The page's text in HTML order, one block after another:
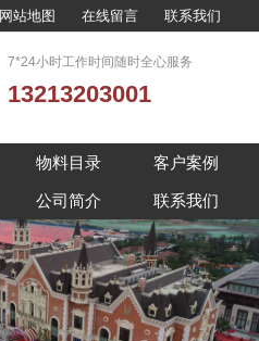
网站地图 在线留言 联系我们
7*24小时工作时间随时全心服务
13213203001
物料目录 客户案例
公司简介 联系我们